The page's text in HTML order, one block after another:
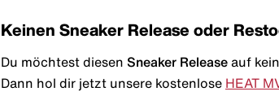
Keinen Sneaker Release oder
Du möchtest diesen Sneaker Release auf
Dann hol dir jetzt unsere kostenlose HEAT